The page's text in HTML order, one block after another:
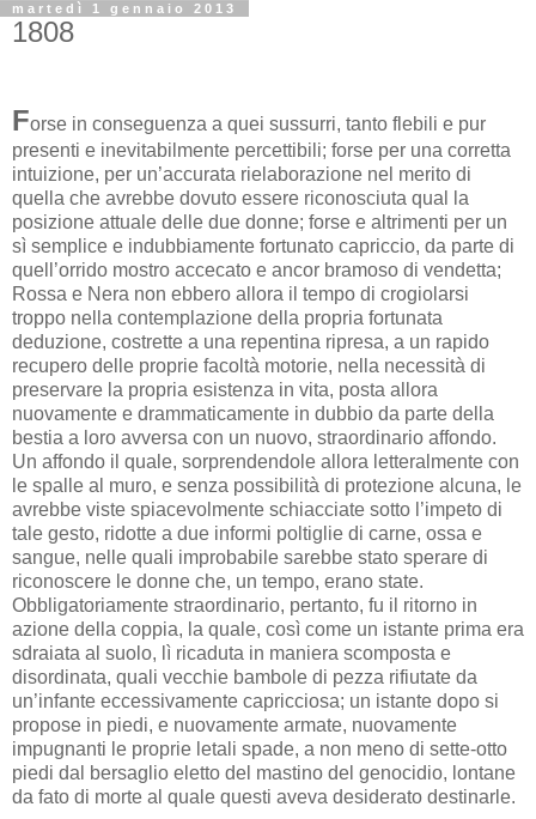
martedì 1 gennaio 2013
1808
Forse in conseguenza a quei sussurri, tanto flebili e pur
presenti e inevitabilmente percettibili; forse per una corretta
intuizione, per un’accurata rielaborazione nel merito di
quella che avrebbe dovuto essere riconosciuta qual la
posizione attuale delle due donne; forse e altrimenti per un
sì semplice e indubbiamente fortunato capriccio, da parte di
quell’orrido mostro accecato e ancor bramoso di vendetta;
Rossa e Nera non ebbero allora il tempo di crogiolarsi
troppo nella contemplazione della propria fortunata
deduzione, costrette a una repentina ripresa, a un rapido
recupero delle proprie facoltà motorie, nella necessità di
preservare la propria esistenza in vita, posta allora
nuovamente e drammaticamente in dubbio da parte della
bestia a loro avversa con un nuovo, straordinario affondo.
Un affondo il quale, sorprendendole allora letteralmente con
le spalle al muro, e senza possibilità di protezione alcuna, le
avrebbe viste spiacevolmente schiacciate sotto l’impeto di
tale gesto, ridotte a due informi poltiglie di carne, ossa e
sangue, nelle quali improbabile sarebbe stato sperare di
riconoscere le donne che, un tempo, erano state.
Obbligatoriamente straordinario, pertanto, fu il ritorno in
azione della coppia, la quale, così come un istante prima era
sdraiata al suolo, lì ricaduta in maniera scomposta e
disordinata, quali vecchie bambole di pezza rifiutate da
un’infante eccessivamente capricciosa; un istante dopo si
propose in piedi, e nuovamente armate, nuovamente
impugnanti le proprie letali spade, a non meno di sette-otto
piedi dal bersaglio eletto del mastino del genocidio, lontane
da fato di morte al quale questi aveva desiderato destinarle.